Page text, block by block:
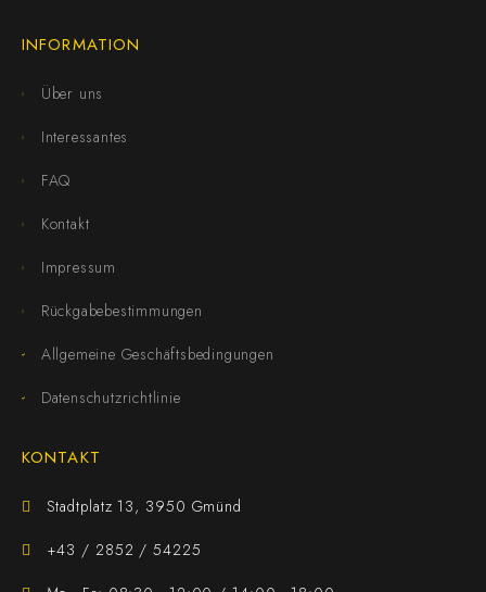
INFORMATION
Über uns
Interessantes
FAQ
Kontakt
Impressum
Rückgabebestimmungen
Allgemeine Geschäftsbedingungen
Datenschutzrichtlinie
KONTAKT
Stadtplatz 13, 3950 Gmünd
+43 / 2852 / 54225